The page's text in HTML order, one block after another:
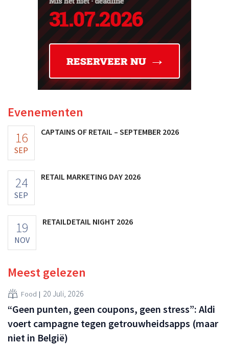
Evenementen
16
SEP
CAPTAINS OF RETAIL – SEPTEMBER 2026
24
SEP
RETAIL MARKETING DAY 2026
19
NOV
RETAILDETAIL NIGHT 2026
Meest gelezen
Food 20 Juli, 2026
“Geen punten, geen coupons, geen stress”: Aldi
voert campagne tegen getrouwheidsapps (maar
niet in België)